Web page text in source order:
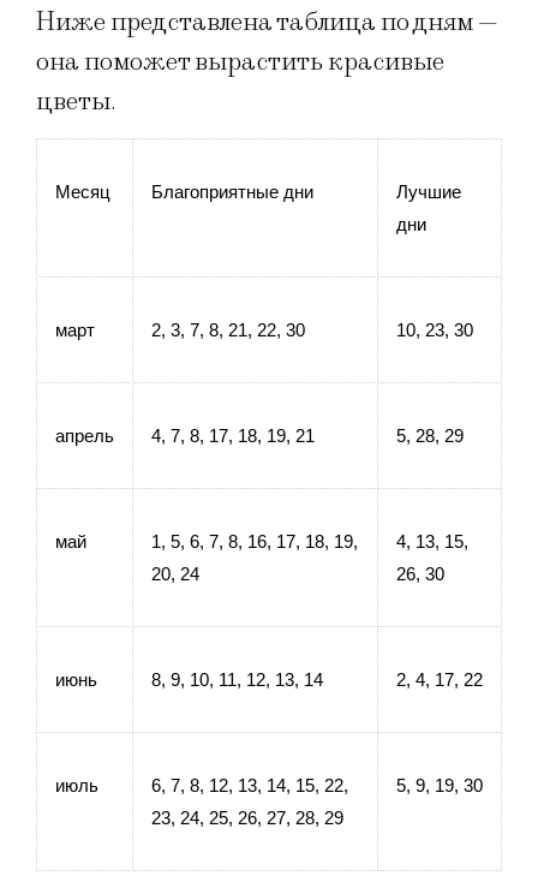
Ниже представлена таблица по дням —
она поможет вырастить красивые
цветы.
Месяц Благоприятные дни
Лучшие
дни
март 2, 3, 7, 8, 21, 22, 30 10, 23, 30
апрель 4, 7, 8, 17, 18, 19, 21 5, 28, 29
май
1, 5, 6, 7, 8, 16, 17, 18, 19,
20, 24
4, 13, 15,
26, 30
июнь 8, 9, 10, 11, 12, 13, 14 2, 4, 17, 22
июль
6, 7, 8, 12, 13, 14, 15, 22,
23, 24, 25, 26, 27, 28, 29
5, 9, 19, 30